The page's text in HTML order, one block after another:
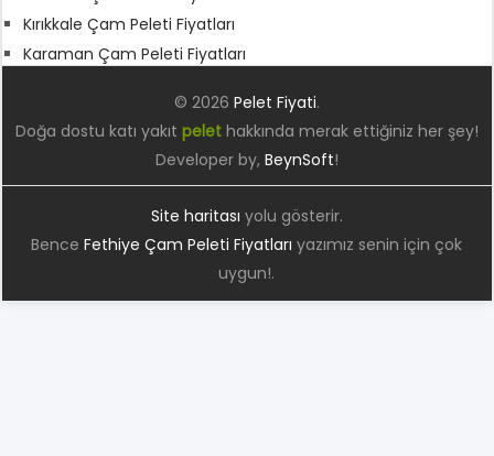
Kırıkkale Çam Peleti Fiyatları
Karaman Çam Peleti Fiyatları
© 2026 Pelet Fiyati.
Doğa dostu katı yakıt pelethakkında merak ettiğiniz her şey!
Developer by, BeynSoft!
Site haritası yolu gösterir.
BenceFethiye Çam Peleti Fiyatları yazımız senin için çok
uygun!.